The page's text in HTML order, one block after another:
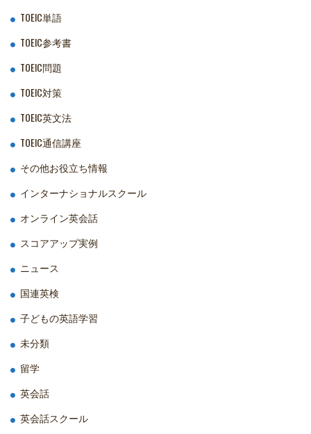
TOEIC単語
TOEIC参考書
TOEIC問題
TOEIC対策
TOEIC英文法
TOEIC通信講座
その他お役立ち情報
インターナショナルスクール
オンライン英会話
スコアアップ実例
ニュース
国連英検
子どもの英語学習
未分類
留学
英会話
英会話スクール